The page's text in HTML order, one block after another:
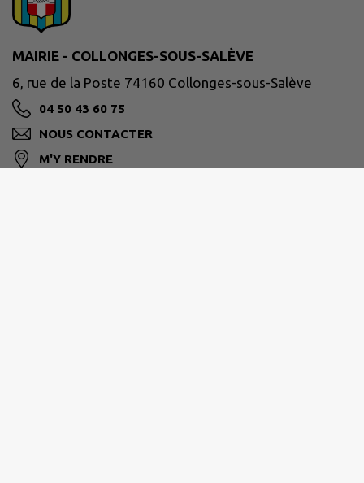
MAIRIE - COLLONGES-SOUS-SALÈVE
6, rue de la Poste 74160 Collonges-sous-Salève
04 50 43 60 75
NOUS CONTACTER
M'Y RENDRE